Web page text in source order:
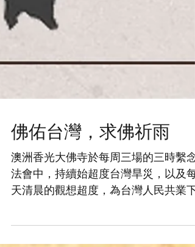
佛佑台灣，求佛祈雨
澳洲香光大佛寺於每周三場的三時繫念
天清晨的觀想超度，為台灣人民共業下
傷亡的眾靈予以安撫、超度，祈請我佛